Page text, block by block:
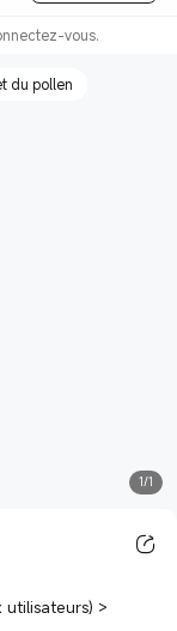
vous.
1/1
du pollen
utilisateurs) >